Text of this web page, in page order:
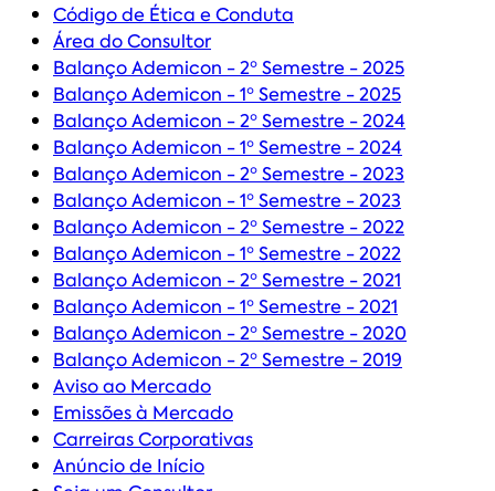
Código de Ética e Conduta
Área do Consultor
Balanço Ademicon - 2º Semestre - 2025
Balanço Ademicon - 1º Semestre - 2025
Balanço Ademicon - 2º Semestre - 2024
Balanço Ademicon - 1º Semestre - 2024
Balanço Ademicon - 2º Semestre - 2023
Balanço Ademicon - 1º Semestre - 2023
Balanço Ademicon - 2º Semestre - 2022
Balanço Ademicon - 1º Semestre - 2022
Balanço Ademicon - 2º Semestre - 2021
Balanço Ademicon - 1º Semestre - 2021
Balanço Ademicon - 2º Semestre - 2020
Balanço Ademicon - 2º Semestre - 2019
Aviso ao Mercado
Emissões à Mercado
Carreiras Corporativas
Anúncio de Início